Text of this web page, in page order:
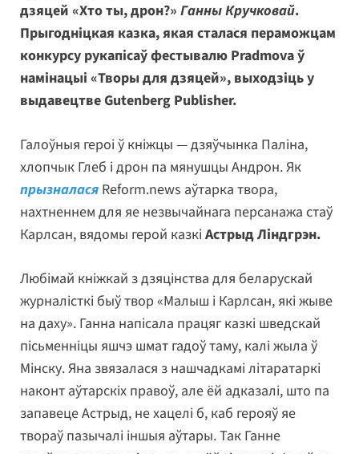
дзяцей «Хто ты, дрон?» Ганны Кручковай.
Прыгодніцкая казка, якая сталася пераможцам
конкурсу рукапісаў фестывалю Pradmova ў
намінацыі «Творы для дзяцей», выходзіць у
выдавецтве Gutenberg Publisher.
Галоўныя героі ў кніжцы — дзяўчынка Паліна,
хлопчык Глеб і дрон па мянушцы Андрон. Як
прызналася Reform.news аўтарка твора,
нахтненнем для яе незвычайнага персанажа стаў
Карлсан, вядомы герой казкіАстрыд Ліндгрэн.
Любімай кніжкай з дзяцінства для беларускай
журналісткі быў твор «Малыш і Карлсан, які жыве
на даху». Ганна напісала працяг казкі шведскай
пісьменніцы яшчэ шмат гадоў таму, калі жыла ў
Мінску. Яна звязалася з нашчадкамі літаратаркі
наконт аўтарскіх правоў, але ёй адказалі, што па
запавеце Астрыд, не хацелі б, каб герояў яе
твораў пазычалі іншыя аўтары. Так Ганне